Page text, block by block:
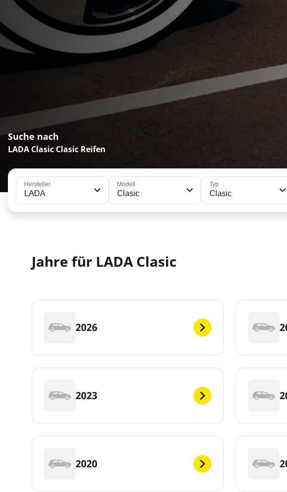
Suche nach
LADA Clasic Clasic Reifen
Hersteller
LADA
Modell
Clasic
Typ
Clasic
Jahre für LADA Clasic
2026
2023
2020